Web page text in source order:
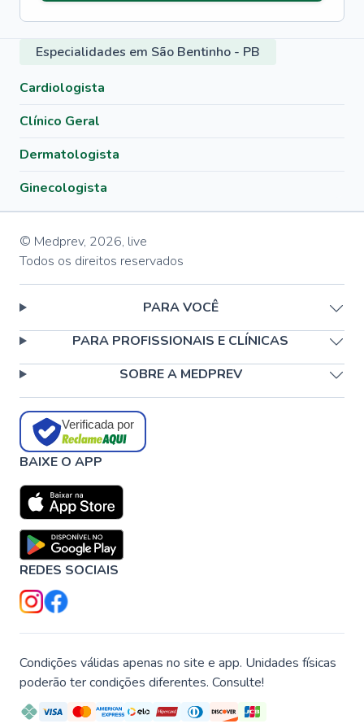
Especialidades em São Bentinho - PB
Cardiologista
Clínico Geral
Dermatologista
Ginecologista
© Medprev, 2026, live
Todos os direitos reservados
PARA VOCÊ
PARA PROFISSIONAIS E CLÍNICAS
SOBRE A MEDPREV
Verificada por
BAIXE O APP
REDES SOCIAIS
Condições válidas apenas no site e app. Unidades físicas
poderão ter condições diferentes. Consulte!